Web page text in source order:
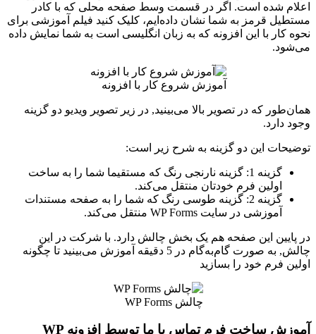
اعلام شده است. اگر در قسمت وسط صفحه محلی که با کادر
مستطیل قرمز به شما نشان داده‌ایم، کلیک کنید فیلم آموزشی برای
نحوه کار با این افزونه که به زبان انگلیسی است به شما نمایش داده
می‌شود.
آموزش شروع کار با افزونه
همان‌طور که در تصویر بالا می‌بینید, در زیر تصویر ویدیو دو گزینه
وجود دارد.
توضیحات این دو گزینه به شرح زیر است:
گزینه 1: گزینه نارنجی رنگ که مستقیما شما را به ساخت
اولین فرم خودتان منتقل می‌کند.
گزینه 2: گزینه طوسی رنگ که شما را به صفحه مستندات
آموزشی در سایت WP Forms منتقل می‌کند.
در پایین این صفحه هم یک بخش چالش دارد. با شرکت در این
چالش, به صورت گام‌به‌گام در 5 دقیقه آموزش می‌بینید تا چگونه
اولین فرم خود را بسازید
چالش WP Forms
آموزش ساخت فرم تماس با ما توسط افزونه WP